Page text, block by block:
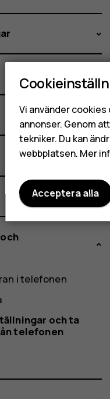
i telefonen
och ta
telefonen
Vi använder
annonser. Genom
tekniker. Du kan
webbplatsen. Mer
Acceptera alla